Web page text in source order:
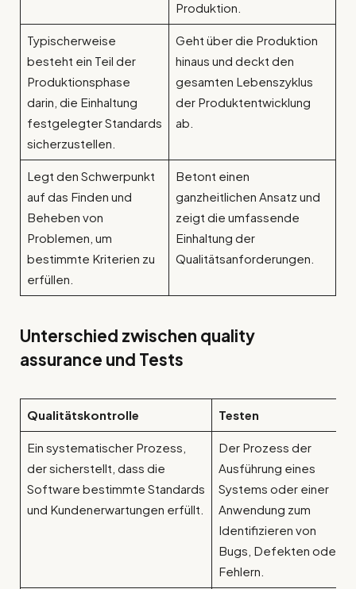
Produktion.
Typischerweise
besteht ein Teil der
Produktionsphase
darin, die Einhaltung
festgelegter Standards
sicherzustellen.
Geht über die Produktion
hinaus und deckt den
gesamten Lebenszyklus
der Produktentwicklung
ab.
Legt den Schwerpunkt
auf das Finden und
Beheben von
Problemen, um
bestimmte Kriterien zu
erfüllen.
Betont einen
ganzheitlichen Ansatz und
zeigt die umfassende
Einhaltung der
Qualitätsanforderungen.
Unterschied zwischen quality
assurance und Tests
Qualitätskontrolle Testen
Ein systematischer Prozess,
der sicherstellt, dass die
Software bestimmte Standards
und Kundenerwartungen erfüllt.
Der Prozess der
Ausführung eines
Systems oder einer
Anwendung zum
Identifizieren von
Bugs, Defekten oder
Fehlern.